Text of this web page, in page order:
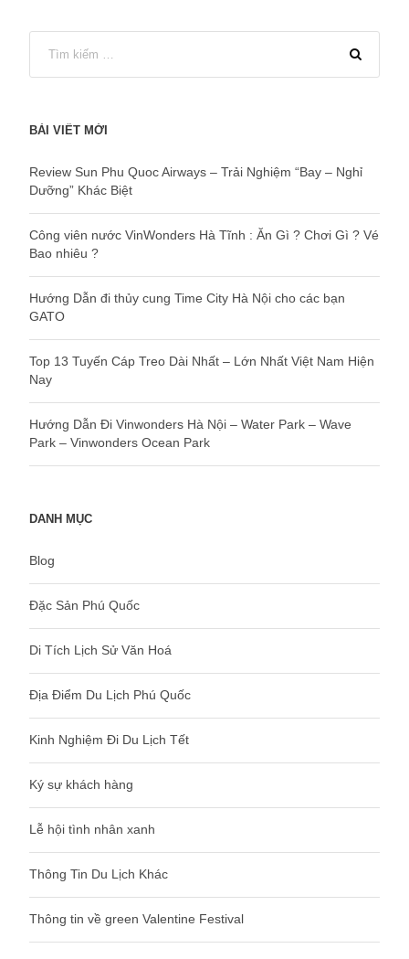
BÀI VIẾT MỚI
Review Sun Phu Quoc Airways – Trải Nghiệm “Bay – Nghỉ
Dưỡng” Khác Biệt
Công viên nước VinWonders Hà Tĩnh : Ăn Gì ? Chơi Gì ? Vé
Bao nhiêu ?
Hướng Dẫn đi thủy cung Time City Hà Nội cho các bạn
GATO
Top 13 Tuyến Cáp Treo Dài Nhất – Lớn Nhất Việt Nam Hiện
Nay
Hướng Dẫn Đi Vinwonders Hà Nội – Water Park – Wave
Park – Vinwonders Ocean Park
DANH MỤC
Blog
Đặc Sản Phú Quốc
Di Tích Lịch Sử Văn Hoá
Địa Điểm Du Lịch Phú Quốc
Kinh Nghiệm Đi Du Lịch Tết
Ký sự khách hàng
Lễ hội tình nhân xanh
Thông Tin Du Lịch Khác
Thông tin về green Valentine Festival